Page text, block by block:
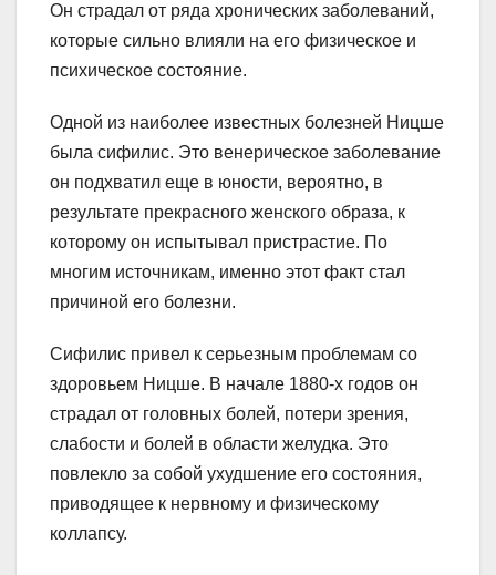
Он страдал от ряда хронических заболеваний,
которые сильно влияли на его физическое и
психическое состояние.
Одной из наиболее известных болезней Ницше
была сифилис. Это венерическое заболевание
он подхватил еще в юности, вероятно, в
результате прекрасного женского образа, к
которому он испытывал пристрастие. По
многим источникам, именно этот факт стал
причиной его болезни.
Сифилис привел к серьезным проблемам со
здоровьем Ницше. В начале 1880-х годов он
страдал от головных болей, потери зрения,
слабости и болей в области желудка. Это
повлекло за собой ухудшение его состояния,
приводящее к нервному и физическому
коллапсу.